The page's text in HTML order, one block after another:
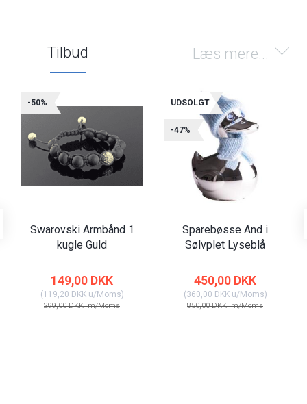
Læs mere...
Tilbud
-50%
Swarovski Armbånd 1
kugle Guld
149,00 DKK
(119,20 DKKu/Moms)
299,00 DKKm/Moms
UDSOLGT
-47%
Sparebøsse And i
Sølvplet Lyseblå
450,00 DKK
(360,00 DKKu/Moms)
850,00 DKKm/Moms